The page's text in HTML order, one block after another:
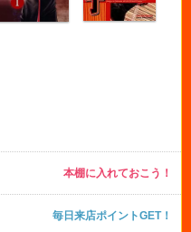
本棚に入れておこう！
毎日来店ポイントGET！